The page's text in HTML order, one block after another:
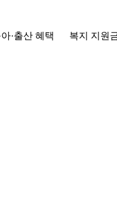
·출산 혜택 복지 지원